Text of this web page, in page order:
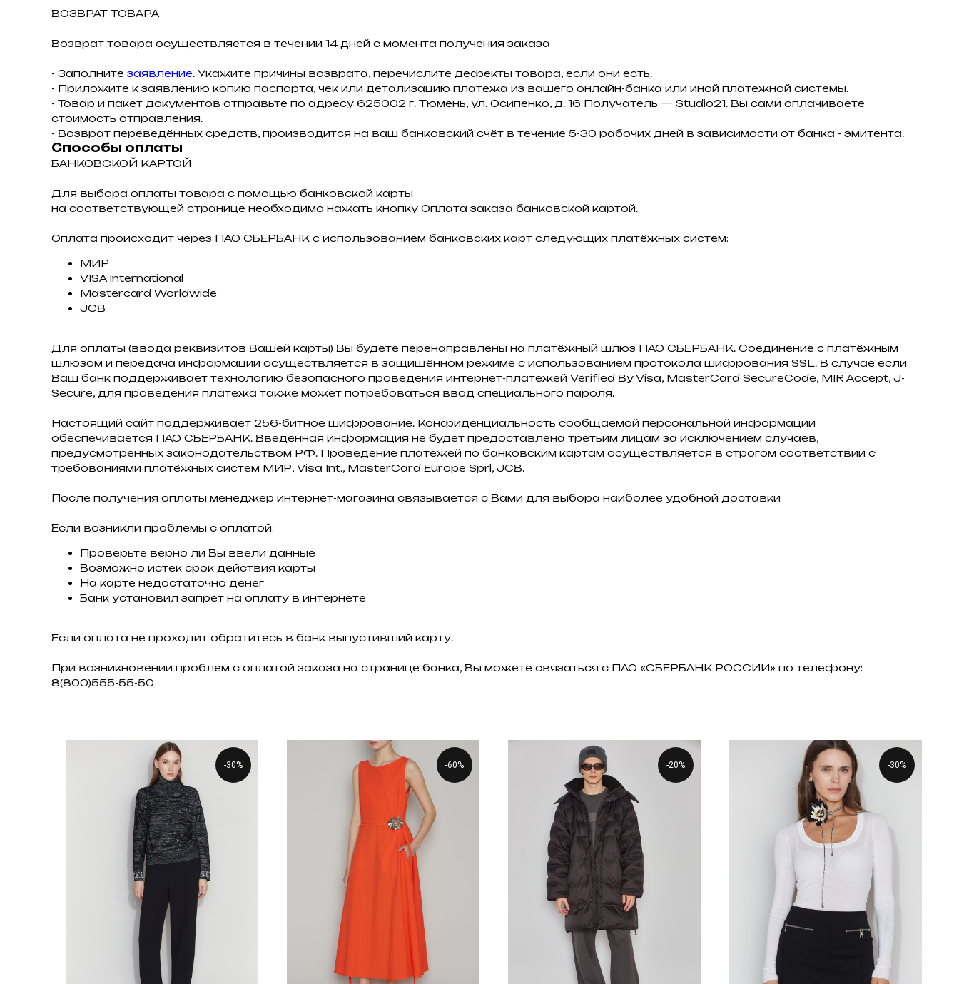
ВОЗВРАТ ТОВАРА
Возврат товара осуществляется в течении 14 дней с момента получения заказа
- Заполните заявление. Укажите причины возврата, перечислите дефекты товара, если они есть.
- Приложите к заявлению копию паспорта, чек или детализацию платежа из вашего онлайн-банка или иной платежной системы.
- Товар и пакет документов отправьте по адресу 625002 г. Тюмень, ул. Осипенко, д. 16 Получатель — Studio21. Вы сами оплачиваете
стоимость отправления.
- Возврат переведённых средств, производится на ваш банковский счёт в течение 5-30 рабочих дней в зависимости от банка - эмитента.
Способы оплаты
БАНКОВСКОЙ КАРТОЙ
Для выбора оплаты товара с помощью банковской карты
на соответствующей странице необходимо нажать кнопку Оплата заказа банковской картой.
Оплата происходит через ПАО СБЕРБАНК с использованием банковских карт следующих платёжных систем:
МИР
VISA International
Mastercard Worldwide
JCB
Для оплаты (ввода реквизитов Вашей карты) Вы будете перенаправлены на платёжный шлюз ПАО СБЕРБАНК. Соединение с платёжным
шлюзом и передача информации осуществляется в защищённом режиме с использованием протокола шифрования SSL. В случае если
Ваш банк поддерживает технологию безопасного проведения интернет-платежей Verified By Visa, MasterCard SecureCode, MIR Accept, J-
Secure, для проведения платежа также может потребоваться ввод специального пароля.
Настоящий сайт поддерживает 256-битное шифрование. Конфиденциальность сообщаемой персональной информации
обеспечивается ПАО СБЕРБАНК. Введённая информация не будет предоставлена третьим лицам за исключением случаев,
предусмотренных законодательством РФ. Проведение платежей по банковским картам осуществляется в строгом соответствии с
требованиями платёжных систем МИР, Visa Int., MasterCard Europe Sprl, JCB.
После получения оплаты менеджер интернет-магазина связывается с Вами для выбора наиболее удобной доставки
Если возникли проблемы с оплатой:
Проверьте верно ли Вы ввели данные
Возможно истек срок действия карты
На карте недостаточно денег
Банк установил запрет на оплату в интернете
Если оплата не проходит обратитесь в банк выпустивший карту.
При возникновении проблем с оплатой заказа на странице банка, Вы можете связаться с ПАО «СБЕРБАНК РОССИИ» по телефону:
8(800)555-55-50
-30% -60% -20% -30%